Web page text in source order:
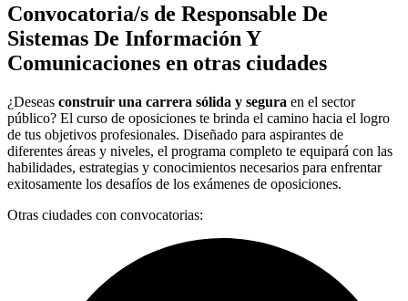
Convocatoria/s de Responsable De
Sistemas De Información Y
Comunicaciones en otras ciudades
¿Deseas construir una carrera sólida y segura en el sector
público? El curso de oposiciones te brinda el camino hacia el logro
de tus objetivos profesionales. Diseñado para aspirantes de
diferentes áreas y niveles, el programa completo te equipará con las
habilidades, estrategias y conocimientos necesarios para enfrentar
exitosamente los desafíos de los exámenes de oposiciones.
Otras ciudades con convocatorias: